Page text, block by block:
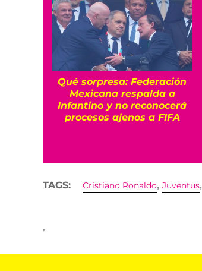
Qué sorpresa: Federación
Mexicana respalda a
Infantino y no reconocerá
procesos ajenos a FIFA
TAGS: Cristiano Ronaldo, Juventus,